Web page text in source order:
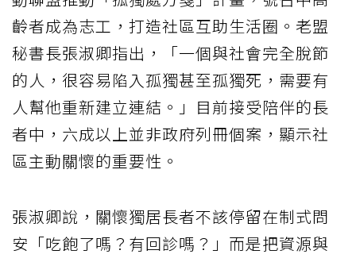
齡者成為志工，打造社區互助生活圈。老盟
秘書長張淑卿指出，「一個與社會完全脫節
的人，很容易陷入孤獨甚至孤獨死，需要有
人幫他重新建立連結。」目前接受陪伴的長
者中，六成以上並非政府列冊個案，顯示社
區主動關懷的重要性。
張淑卿說，關懷獨居長者不該停留在制式問
安「吃飽了嗎？有回診嗎？」而是把資源與